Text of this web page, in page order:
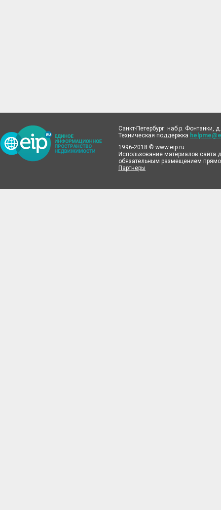
Санкт-Петербург: наб.р. Фонтанки,
Техническая поддержка
1996-2018 © www.eip.ru
Использование материалов сайта
обязательным размещением
Партнеры